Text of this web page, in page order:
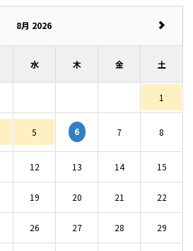
8月 2026
水 木 金 土
1
5 6 7 8
12 13 14 15
19 20 21 22
26 27 28 29